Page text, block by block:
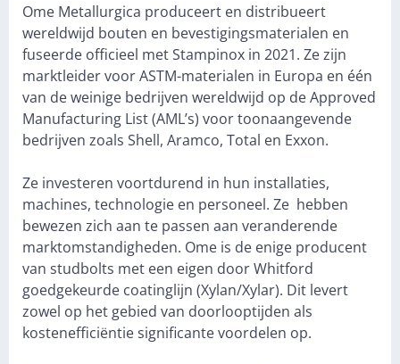
Ome Metallurgica produceert en distribueert
wereldwijd bouten en bevestigingsmaterialen en
fuseerde officieel met Stampinox in 2021. Ze zijn
marktleider voor ASTM-materialen in Europa en één
van de weinige bedrijven wereldwijd op de Approved
Manufacturing List (AML’s) voor toonaangevende
bedrijven zoals Shell, Aramco, Total en Exxon.
Ze investeren voortdurend in hun installaties,
machines, technologie en personeel. Ze hebben
bewezen zich aan te passen aan veranderende
marktomstandigheden. Ome is de enige producent
van studbolts met een eigen door Whitford
goedgekeurde coatinglijn (Xylan/Xylar). Dit levert
zowel op het gebied van doorlooptijden als
kostenefficiëntie significante voordelen op.